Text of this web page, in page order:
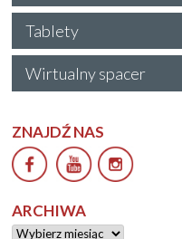
Tablety
Wirtualny spacer
ZNAJDŹ NAS
ARCHIWA
Archiwa